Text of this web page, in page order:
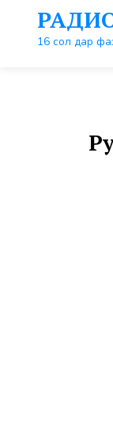
контенту16 сол дар